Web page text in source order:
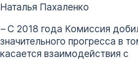
Наталья Пахаленко
–С 2018 года Комиссия
значительного прогресса в
касается взаимодействия с